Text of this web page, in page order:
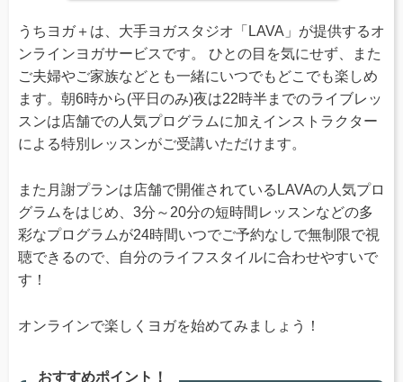
うちヨガ＋は、大手ヨガスタジオ「LAVA」が提供するオ
ンラインヨガサービスです。 ひとの目を気にせず、また
ご夫婦やご家族などとも一緒にいつでもどこでも楽しめ
ます。朝6時から(平日のみ)夜は22時半までのライブレッ
スンは店舗での人気プログラムに加えインストラクター
による特別レッスンがご受講いただけます。
また月謝プランは店舗で開催されているLAVAの人気プロ
グラムをはじめ、3分～20分の短時間レッスンなどの多
彩なプログラムが24時間いつでご予約なしで無制限で視
聴できるので、自分のライフスタイルに合わせやすいで
す！
オンラインで楽しくヨガを始めてみましょう！
おすすめポイント！